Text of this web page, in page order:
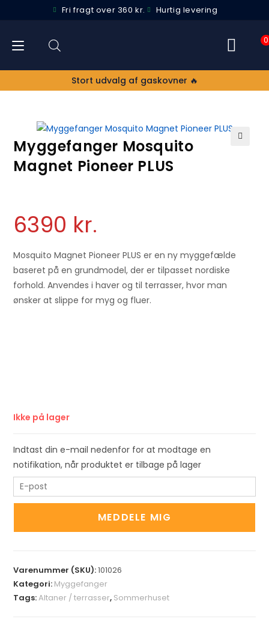
Fri fragt over 360 kr. Hurtig levering
0
Stort udvalg af gaskovner 🔥
Myggefanger Mosquito
Magnet Pioneer PLUS
6390 kr.
Mosquito Magnet Pioneer PLUS er en ny myggefælde
baseret på en grundmodel, der er tilpasset nordiske
forhold. Anvendes i haver og til terrasser, hvor man
ønsker at slippe for myg og fluer.
Ikke på lager
Indtast din e-mail nedenfor for at modtage en
notifikation, når produktet er tilbage på lager
n
o
u
r
MEDDELE MIG
Varenummer (SKU):101026
Kategori: Myggefanger
Tags:Altaner / terrasser, Sommerhuset